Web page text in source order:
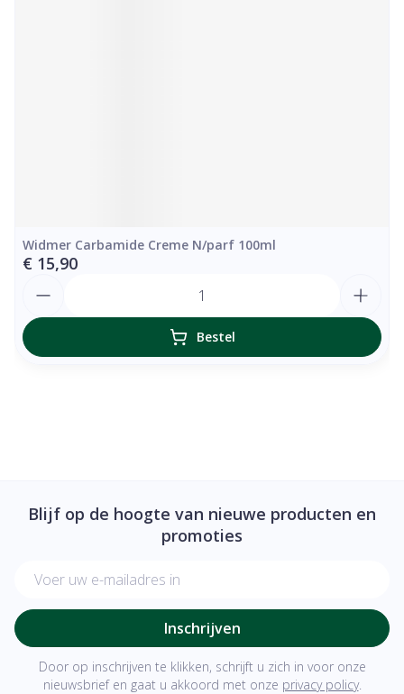
Widmer Carbamide Creme N/parf 100ml
€ 15,90
Bestel
Blijf op de hoogte van nieuwe producten en
promoties
Inschrijven
Door op inschrijven te klikken, schrijft u zich in voor onze
nieuwsbrief en gaat u akkoord met onze privacy policy.